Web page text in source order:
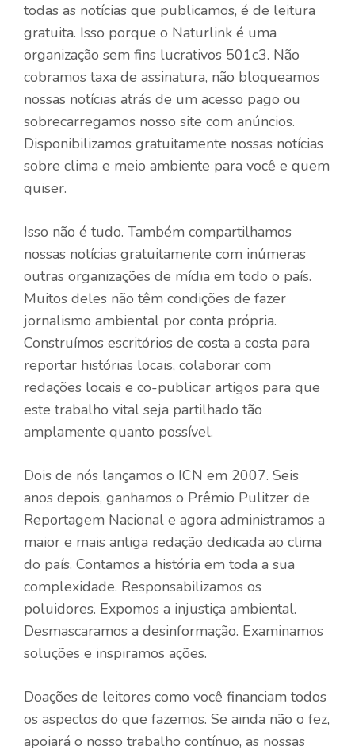
todas as notícias que publicamos, é de leitura
gratuita. Isso porque o Naturlink é uma
organização sem fins lucrativos 501c3. Não
cobramos taxa de assinatura, não bloqueamos
nossas notícias atrás de um acesso pago ou
sobrecarregamos nosso site com anúncios.
Disponibilizamos gratuitamente nossas notícias
sobre clima e meio ambiente para você e quem
quiser.
Isso não é tudo. Também compartilhamos
nossas notícias gratuitamente com inúmeras
outras organizações de mídia em todo o país.
Muitos deles não têm condições de fazer
jornalismo ambiental por conta própria.
Construímos escritórios de costa a costa para
reportar histórias locais, colaborar com
redações locais e co-publicar artigos para que
este trabalho vital seja partilhado tão
amplamente quanto possível.
Dois de nós lançamos o ICN em 2007. Seis
anos depois, ganhamos o Prêmio Pulitzer de
Reportagem Nacional e agora administramos a
maior e mais antiga redação dedicada ao clima
do país. Contamos a história em toda a sua
complexidade. Responsabilizamos os
poluidores. Expomos a injustiça ambiental.
Desmascaramos a desinformação. Examinamos
soluções e inspiramos ações.
Doações de leitores como você financiam todos
os aspectos do que fazemos. Se ainda não o fez,
apoiará o nosso trabalho contínuo, as nossas